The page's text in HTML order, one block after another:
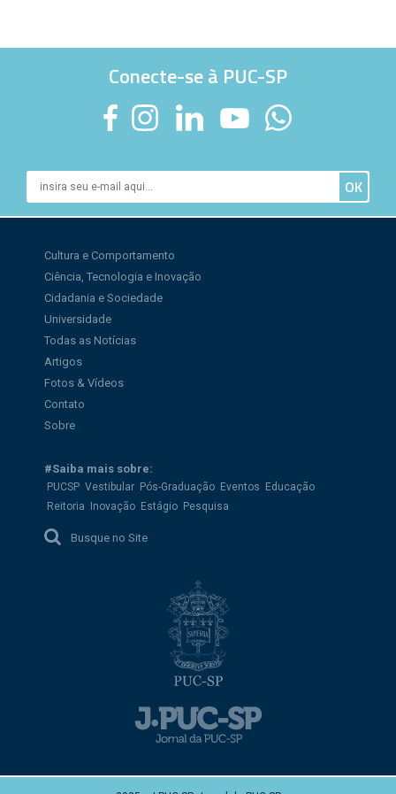
Conecte-se à PUC-SP
Cultura e Comportamento
Ciência, Tecnologia e Inovação
Cidadania e Sociedade
Universidade
Todas as Notícias
Artigos
Fotos & Vídeos
Contato
Sobre
#Saiba mais sobre:
PUCSP Vestibular Pós-Graduação Eventos
Educação
Reitoria
Inovação Estágio Pesquisa
Busque no Site